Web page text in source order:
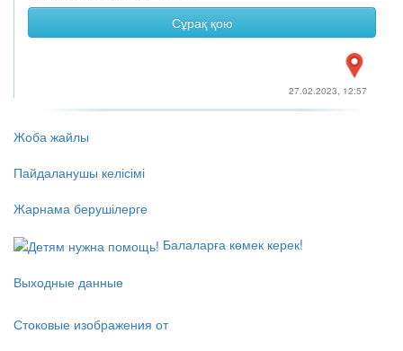
Сұрақ қою
27.02.2023, 12:57
Жоба жайлы
Пайдаланушы келісімі
Жарнама берушілерге
Балаларға көмек керек!
Выходные данные
Стоковые изображения от